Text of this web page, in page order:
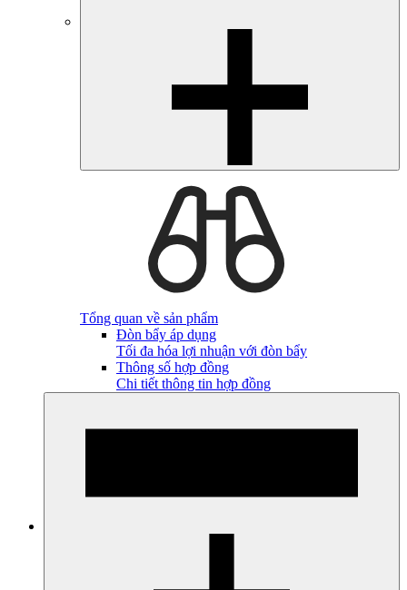
Tổng quan về sản phẩm
Đòn bẩy áp dụng
Tối đa hóa lợi nhuận với đòn bẩy
Thông số hợp đồng
Chi tiết thông tin hợp đồng